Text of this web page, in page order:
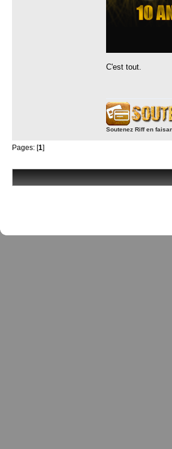
C'est tout.
Soutenez Riff en
Pages: [1]